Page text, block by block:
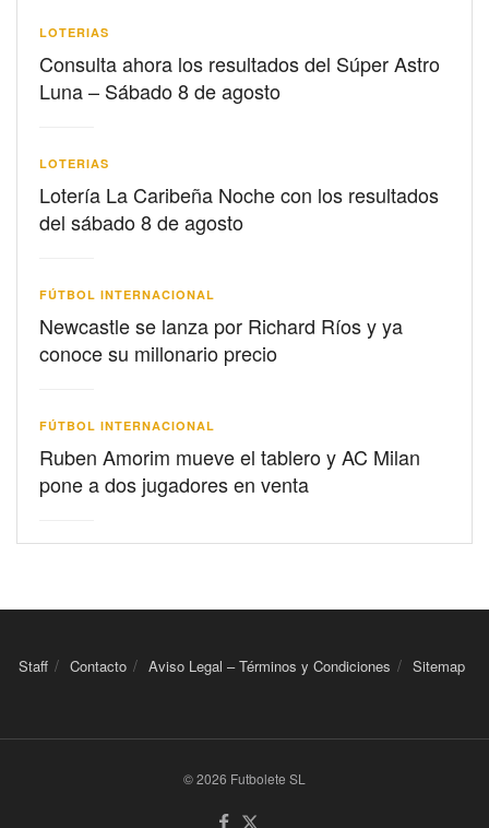
LOTERIAS
Consulta ahora los resultados del Súper Astro
Luna – Sábado 8 de agosto
LOTERIAS
Lotería La Caribeña Noche con los resultados
del sábado 8 de agosto
FÚTBOL INTERNACIONAL
Newcastle se lanza por Richard Ríos y ya
conoce su millonario precio
FÚTBOL INTERNACIONAL
Ruben Amorim mueve el tablero y AC Milan
pone a dos jugadores en venta
Staff Contacto Aviso Legal – Términos y Condiciones Sitemap
© 2026 Futbolete SL